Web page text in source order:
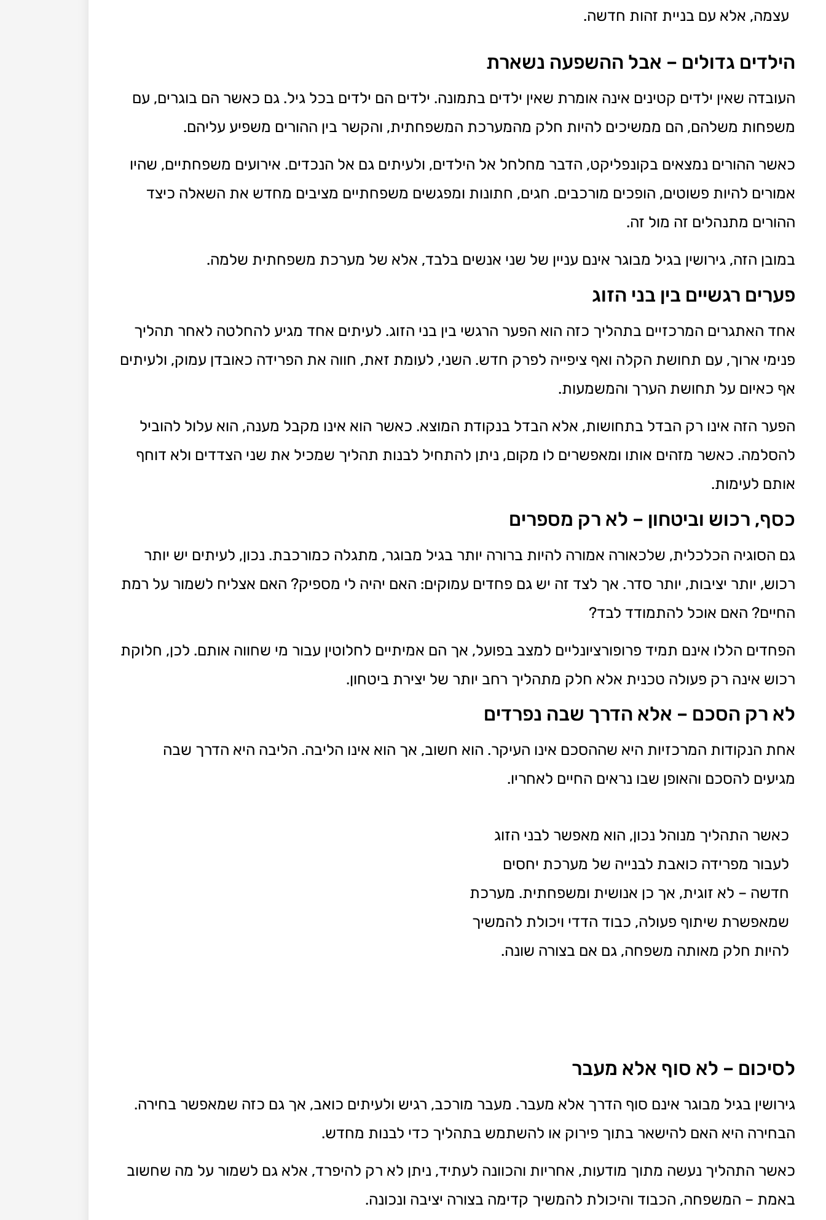
עצמה, אלא עם בניית זהות חדשה.
הילדים גדולים – אבל ההשפעה נשארת
העובדה שאין ילדים קטינים אינה אומרת שאין ילדים בתמונה. ילדים הם ילדים בכל גיל. גם כאשר הם בוגרים, עם
משפחות משלהם, הם ממשיכים להיות חלק מהמערכת המשפחתית, והקשר בין ההורים משפיע עליהם.
כאשר ההורים נמצאים בקונפליקט, הדבר מחלחל אל הילדים, ולעיתים גם אל הנכדים. אירועים משפחתיים, שהיו
אמורים להיות פשוטים, הופכים מורכבים. חגים, חתונות ומפגשים משפחתיים מציבים מחדש את השאלה כיצד
ההורים מתנהלים זה מול זה.
במובן הזה, גירושין בגיל מבוגר אינם עניין של שני אנשים בלבד, אלא של מערכת משפחתית שלמה.
פערים רגשיים בין בני הזוג
אחד האתגרים המרכזיים בתהליך כזה הוא הפער הרגשי בין בני הזוג. לעיתים אחד מגיע להחלטה לאחר תהליך
פנימי ארוך, עם תחושת הקלה ואף ציפייה לפרק חדש. השני, לעומת זאת, חווה את הפרידה כאובדן עמוק, ולעיתים
אף כאיום על תחושת הערך והמשמעות.
הפער הזה אינו רק הבדל בתחושות, אלא הבדל בנקודת המוצא. כאשר הוא אינו מקבל מענה, הוא עלול להוביל
להסלמה. כאשר מזהים אותו ומאפשרים לו מקום, ניתן להתחיל לבנות תהליך שמכיל את שני הצדדים ולא דוחף
אותם לעימות.
כסף, רכוש וביטחון – לא רק מספרים
גם הסוגיה הכלכלית, שלכאורה אמורה להיות ברורה יותר בגיל מבוגר, מתגלה כמורכבת. נכון, לעיתים יש יותר
רכוש, יותר יציבות, יותר סדר. אך לצד זה יש גם פחדים עמוקים: האם יהיה לי מספיק? האם אצליח לשמור על רמת
החיים? האם אוכל להתמודד לבד?
הפחדים הללו אינם תמיד פרופורציונליים למצב בפועל, אך הם אמיתיים לחלוטין עבור מי שחווה אותם. לכן, חלוקת
רכוש אינה רק פעולה טכנית אלא חלק מתהליך רחב יותר של יצירת ביטחון.
לא רק הסכם – אלא הדרך שבה נפרדים
אחת הנקודות המרכזיות היא שההסכם אינו העיקר. הוא חשוב, אך הוא אינו הליבה. הליבה היא הדרך שבה
מגיעים להסכם והאופן שבו נראים החיים לאחריו.
כאשר התהליך מנוהל נכון, הוא מאפשר לבני הזוג
לעבור מפרידה כואבת לבנייה של מערכת יחסים
חדשה – לא זוגית, אך כן אנושית ומשפחתית. מערכת
שמאפשרת שיתוף פעולה, כבוד הדדי ויכולת להמשיך
להיות חלק מאותה משפחה, גם אם בצורה שונה.
לסיכום – לא סוף אלא מעבר
גירושין בגיל מבוגר אינם סוף הדרך אלא מעבר. מעבר מורכב, רגיש ולעיתים כואב, אך גם כזה שמאפשר בחירה.
הבחירה היא האם להישאר בתוך פירוק או להשתמש בתהליך כדי לבנות מחדש.
כאשר התהליך נעשה מתוך מודעות, אחריות והכוונה לעתיד, ניתן לא רק להיפרד, אלא גם לשמור על מה שחשוב
באמת – המשפחה, הכבוד והיכולת להמשיך קדימה בצורה יציבה ונכונה.